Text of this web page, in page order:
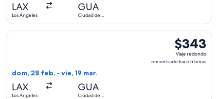
LAX
Los Ángeles
GUA
Ciudad de
$343
Viaje
redondo,
$343
Viaje redondo
encontrado hace 5 horas
dom, 28 feb. - vie, 19 mar.
LAX
Los Ángeles
GUA
Ciudad de
Seleccionar vuelo de Volaris Costa Rica, con salida el